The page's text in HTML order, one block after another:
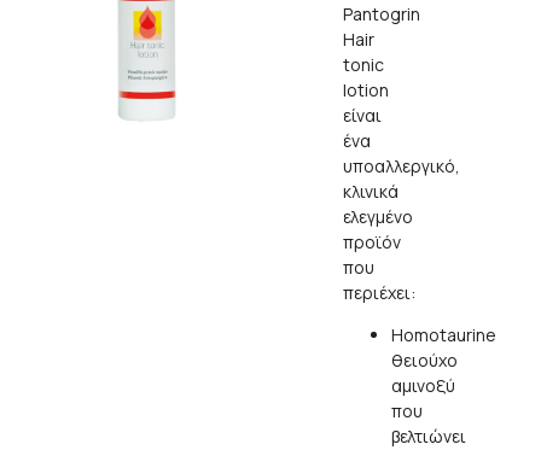
Pantogrin
Hair
tonic
lotion
είναι
ένα
υποαλλεργικό,
κλινικά
ελεγμένο
προϊόν
που
περιέχει:
Homotaurine
θειούχο
αμινοξύ
που
βελτιώνει